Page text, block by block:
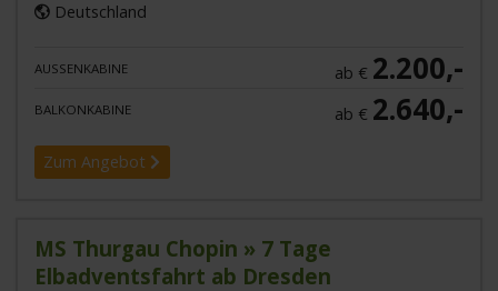
Deutschland
AUSSENKABINE ab € 2.200,-
BALKONKABINE ab € 2.640,-
Zum Angebot
MS Thurgau Chopin » 7 Tage
Elbadventsfahrt ab Dresden